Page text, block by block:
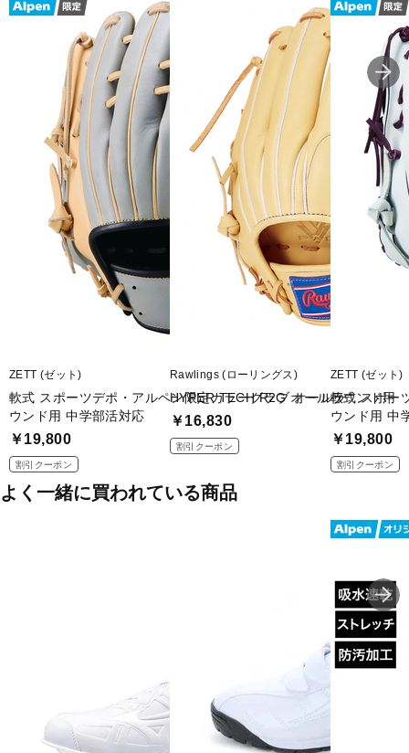
■サイズ:11.5インチ
■生産国:タイ
■2024年モデル
■メーカー型番：TR-8BG1044 S
ZETT (ゼット)
軟式 スポーツデポ・アルペン限定カラーグラブ オールラ
ウンド用 中学部活対応
￥19,800
割引クーポン
Rawlings (ローリングス)
HYPER TECH R2G オールラウンド用
￥16,830
割引クーポン
ZETT (ゼット)
軟式 スポー
ウンド用 中
￥19,800
割引クーポン
よく一緒に買われている商品